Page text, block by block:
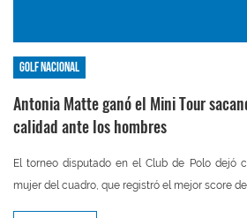
Golf nacional
Antonia Matte ganó el Mini Tour
calidad ante los hombres
El torneo disputado en el Club de Polo dejó
mujer del cuadro, que registró el mejor score